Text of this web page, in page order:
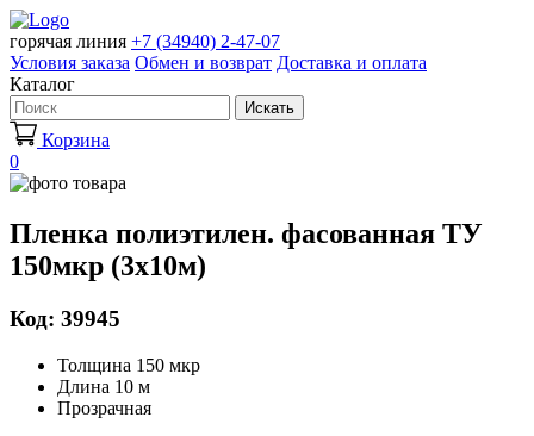
горячая линия +7 (34940) 2-47-07
Условия заказа Обмен и возврат Доставка и оплата
Каталог
Искать
Корзина
0
Пленка полиэтилен. фасованная ТУ
150мкр (3х10м)
Код: 39945
Толщина 150 мкр
Длина 10 м
Прозрачная